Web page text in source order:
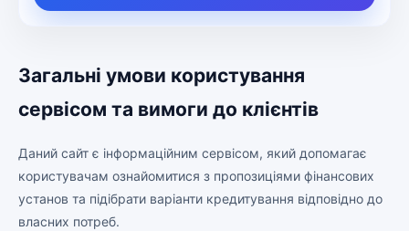
Загальні умови користування
сервісом та вимоги до клієнтів
Даний сайт є інформаційним сервісом, який допомагає
користувачам ознайомитися з пропозиціями фінансових
установ та підібрати варіанти кредитування відповідно до
власних потреб.